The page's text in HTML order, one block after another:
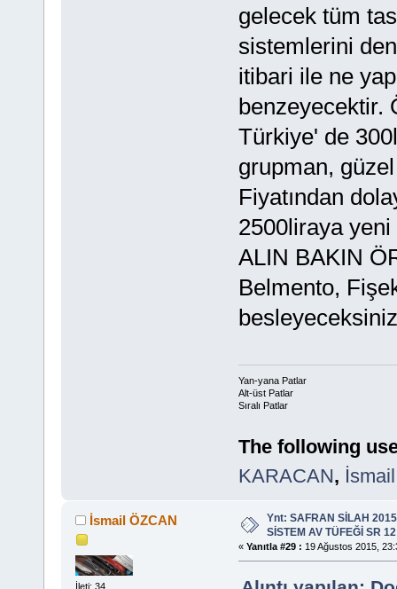
gelecek tüm
sistemlerini
itibari ile ne
benzeyecektir.
Türkiye' de
grupman, güzel
Fiyatından
2500liraya yeni
ALIN BAKIN
Belmento,
Yan-yana Patlar
Alt-üst Patlar
Sıralı Patlar
The following
KARACAN,
İsmail ÖZCAN
İleti: 34
Ynt: SAFRAN SİLAH
SİSTEM AV TÜFEĞİ SR 12
« Yanıtla #29 : 19 Ağustos 2015,